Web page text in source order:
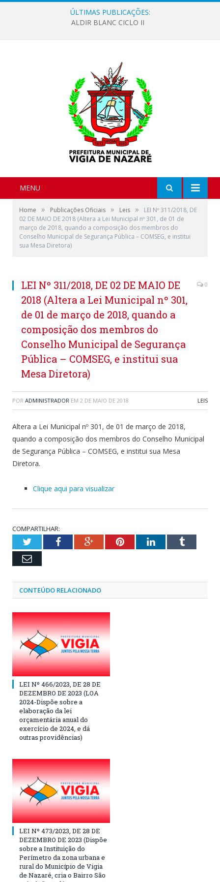
ÚLTIMAS PUBLICAÇÕES:
ALDIR BLANC CICLO II
MENU
Home » Publicações Oficiais » Leis »
LEI Nº 311/2018, DE
02 DE MAIO DE 2018 (Altera a Lei Municipal nº 301, de 01 de
março de 2018, quando a composição dos membros do
Conselho Municipal de Segurança Pública – COMSEG, e institui
sua Mesa Diretora)
LEI Nº 311/2018, DE 02 DE MAIO DE
2018 (Altera a Lei Municipal nº 301,
de 01 de março de 2018, quando a
composição dos membros do
Conselho Municipal de Segurança
Pública – COMSEG, e institui sua
Mesa Diretora)
0
POR ADMINISTRADOR EM 2 DE MAIO DE 2018 LEIS
Altera a Lei Municipal nº 301, de 01 de março de 2018,
quando a composição dos membros do Conselho Municipal
de Segurança Pública – COMSEG, e institui sua Mesa
Diretora.
Clique aqui para visualizar
COMPARTILHAR:
TwitterFacebookGoogle+PinterestLinkedInTumblr
Email
CONTEÚDO RELACIONADO
LEI Nº 466/2023, DE 28 DE
DEZEMBRO DE 2023 (LOA
2024-Dispõe sobre a
elaboração da lei
orçamentária anual do
exercício de 2024, e dá
outras providências)
LEI Nº 473/2023, DE 28 DE
DEZEMBRO DE 2023 (Dispõe
sobre a Instituição do
Perímetro da zona urbana e
rural do Município de Vigia
de Nazaré, cria o Bairro São